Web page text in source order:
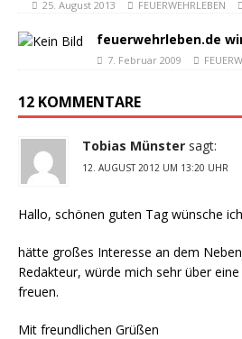
25. August 2013 FEUERWEHRLEBEN
feuerwehrleben.de
7. Februar 2009
12 KOMMENTARE
Tobias Münster sagt:
12. AUGUST 2012 UM 13:20 UHR
Hallo, schönen guten Tag wünsche
hätte großes Interesse an dem
Redakteur, würde mich sehr über
freuen.
Mit freundlichen Grüßen